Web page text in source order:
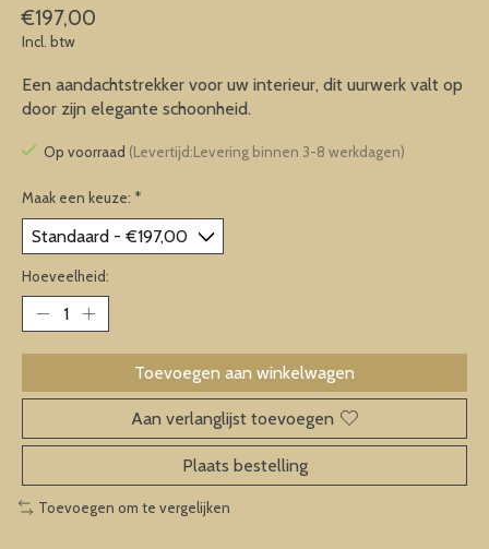
€197,00
Incl. btw
Een aandachtstrekker voor uw interieur, dit uurwerk valt op
door zijn elegante schoonheid.
Op voorraad (Levertijd:Levering binnen 3-8 werkdagen)
Maak een keuze: *
Hoeveelheid:
Toevoegen aan winkelwagen
Aan verlanglijst toevoegen
Plaats bestelling
Toevoegen om te vergelijken